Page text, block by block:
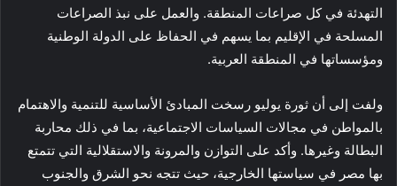
التهدئة في كل صراعات المنطقة. والعمل على نبذ الصراعات
المسلحة في الإقليم بما يسهم في الحفاظ على الدولة الوطنية
ومؤسساتها في المنطقة العربية.
ولفت إلى أن ثورة يوليو رسخت المبادئ الأساسية للتنمية والاهتمام
بالمواطن في مجالات السياسات الاجتماعية، بما في ذلك محاربة
البطالة وغيرها. وأكد على التوازن والمرونة والاستقلالية التي تتمتع
بها مصر في سياستها الخارجية، حيث تتجه نحو الشرق والجنوب